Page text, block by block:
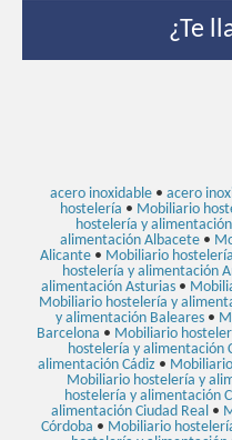
¿Te
acero inoxidable• acero
hostelería • Mobiliario
hostelería y
alimentación Albacete •
Alicante• Mobiliario
hostelería y alimentación
alimentación Asturias•
Mobiliario hostelería y
y alimentación Baleares •
Barcelona • Mobiliario
hostelería y alimentación
alimentación Cádiz •
Mobiliario hostelería y
hostelería y alimentación
alimentación Ciudad Real •
Córdoba • Mobiliario